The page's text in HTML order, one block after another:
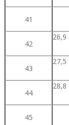
41
42
26,9
43
27,5
44
28,8
45